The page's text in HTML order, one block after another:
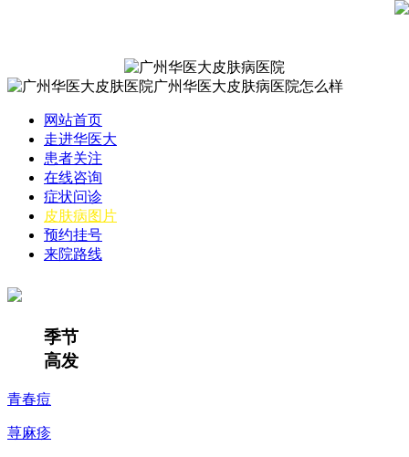
网站首页
走进华医大
患者关注
在线咨询
症状问诊
皮肤病图片
预约挂号
来院路线
季节
高发
青春痘
荨麻疹